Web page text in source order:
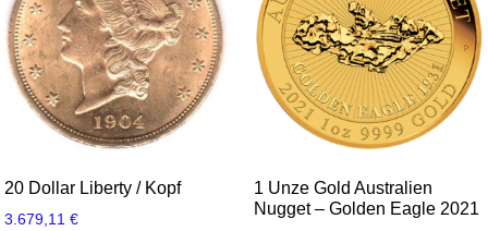
20 Dollar Liberty / Kopf
3.679,11€
1 Unze Gold Australien
Nugget – Golden Eagle 2021